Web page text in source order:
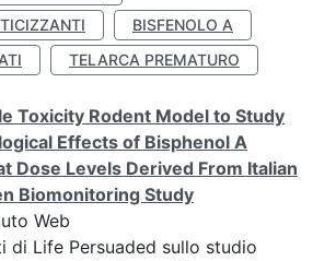
BISFENOLO A
TELARCA PREMATURO
Toxicity Rodent Model to Study
Effects of Bisphenol A
Dose Levels Derived From Italian
Biomonitoring Study
Web
di Life Persuaded sullo studio